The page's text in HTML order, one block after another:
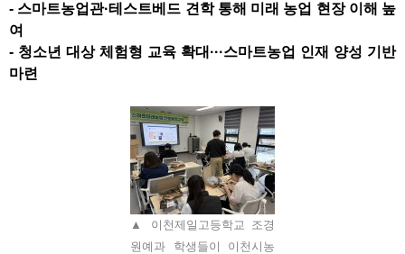
- 스마트농업관·테스트베드 견학 통해 미래 농업 현장 이해 높
여
- 청소년 대상 체험형 교육 확대 ···스마트농업 인재 양성 기반
마련
▲ 이천제일고등학교 조경
원예과 학생들이 이천시농